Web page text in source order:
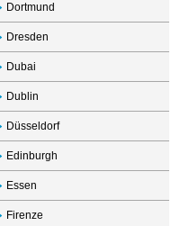
Dortmund
Dresden
Dubai
Dublin
Düsseldorf
Edinburgh
Essen
Firenze